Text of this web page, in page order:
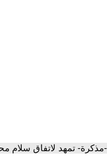
مذكرة- تمهد لاتفاق سلام